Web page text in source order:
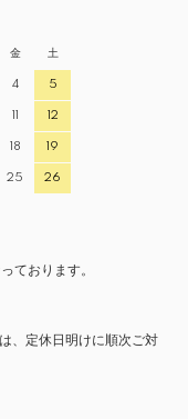
金 土
4 5
11 12
18 19
25 26
ております。
、定休日明けに順次ご対